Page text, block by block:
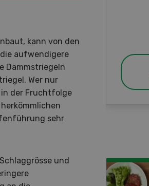
kann von den
aufwendigere
Dammstriegeln
Wer nur
in der Fruchtfolge
sehr
und
ZUR